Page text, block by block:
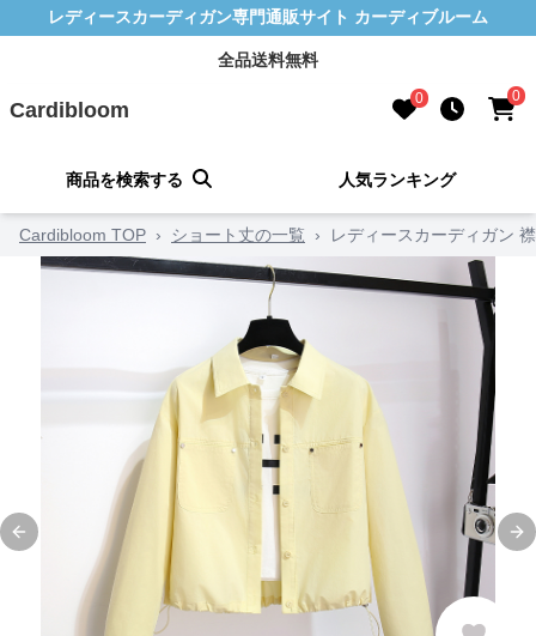
レディースカーディガン専門通販サイト カーディブルーム
全品送料無料
Cardibloom 0 0
商品を検索する 人気ランキング
Cardibloom TOP › ショート丈の一覧 › レディースカーディガン
Previous slide